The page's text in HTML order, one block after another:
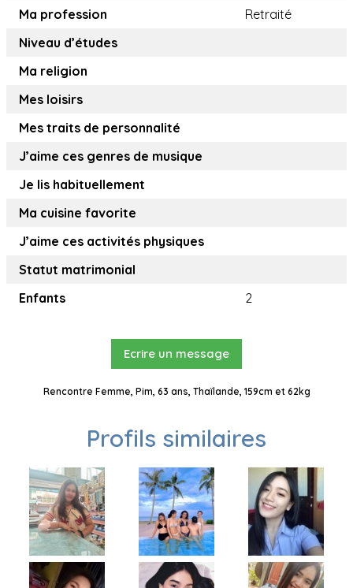
Ma profession
Retraité
Niveau d’études
Ma religion
Mes loisirs
Mes traits de personnalité
J’aime ces genres de musique
Je lis habituellement
Ma cuisine favorite
J’aime ces activités physiques
Statut matrimonial
Enfants
2
Ecrire un message
Rencontre Femme, Pim, 63 ans, Thaïlande, 159cm et 62kg
Profils similaires